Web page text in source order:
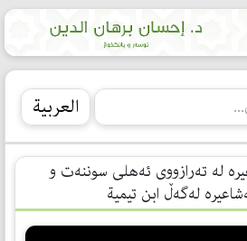
العربیة
لە تەرازووی ئەهلی سوننەت و
لەگەڵ ابن تیمیة